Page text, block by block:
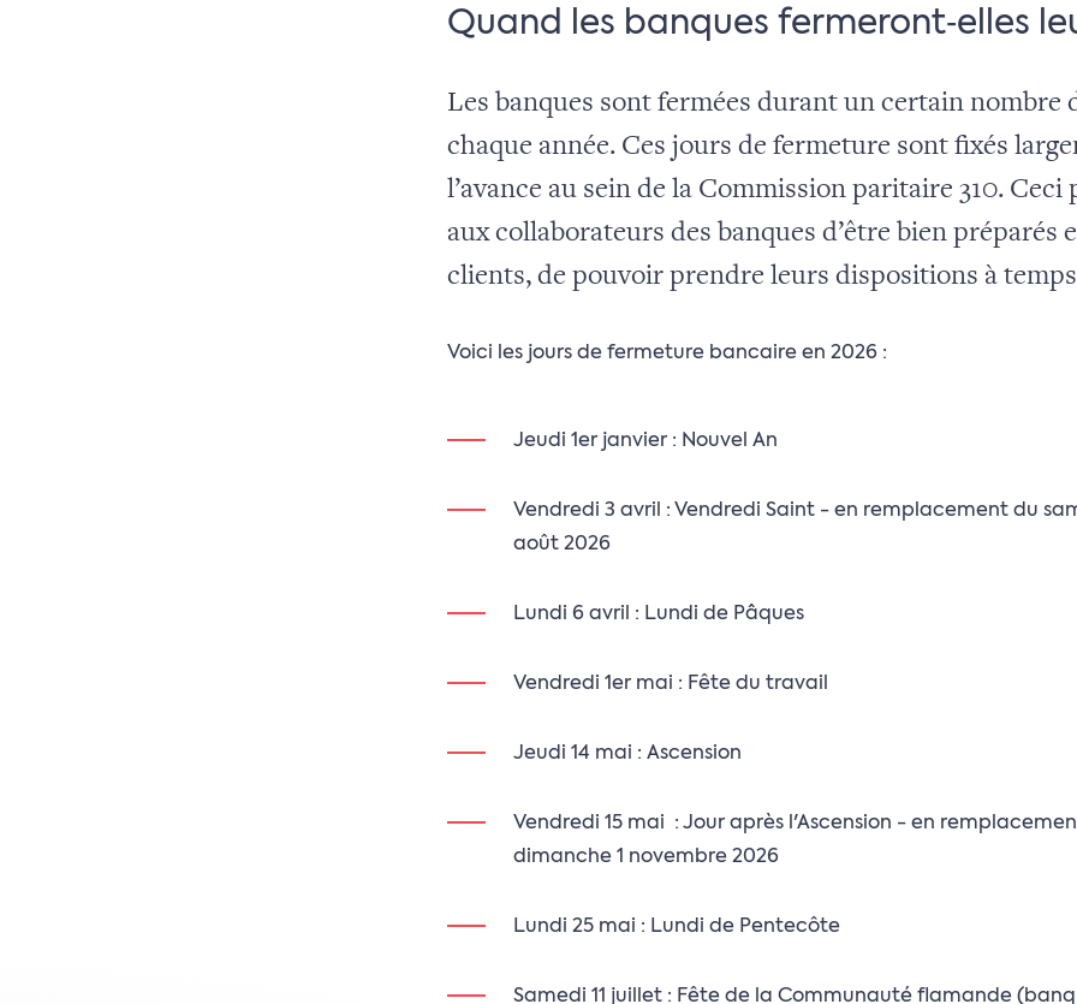
Quand les banques fermeront‑elles
Les banques sont fermées durant un certain nombre
chaque année. Ces jours de fermeture sont fixés
l’avance au sein de la Commission paritaire 310. Ceci
aux collaborateurs des banques d’être bien préparés
clients, de pouvoir prendre leurs dispositions à
Voici les jours de fermeture bancaire en 2026 :
Jeudi 1er janvier : Nouvel An
Vendredi 3 avril : Vendredi Saint - en remplacement du
août 2026
Lundi 6 avril : Lundi de Pâques
Vendredi 1er mai : Fête du travail
Jeudi 14 mai : Ascension
Vendredi 15 mai : Jour après l'Ascension - en
dimanche 1 novembre 2026
Lundi 25 mai : Lundi de Pentecôte
Samedi 11 juillet : Fête de la Communauté flamande